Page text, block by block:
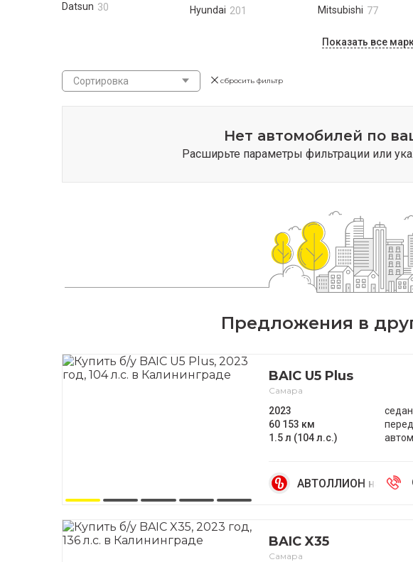
Datsun 30
Hyundai 201
Mitsubishi 77
Показать все
Сортировка сбросить фильтр
Нет автомобилей по
Расширьте параметры фильтрации или
Предложения в
BAIC U5 Plus
Самара
2023
60 153 км
1.5 л (104 л.с.)
седан
АВТОЛЛИОН на
BAIC X35
Самара